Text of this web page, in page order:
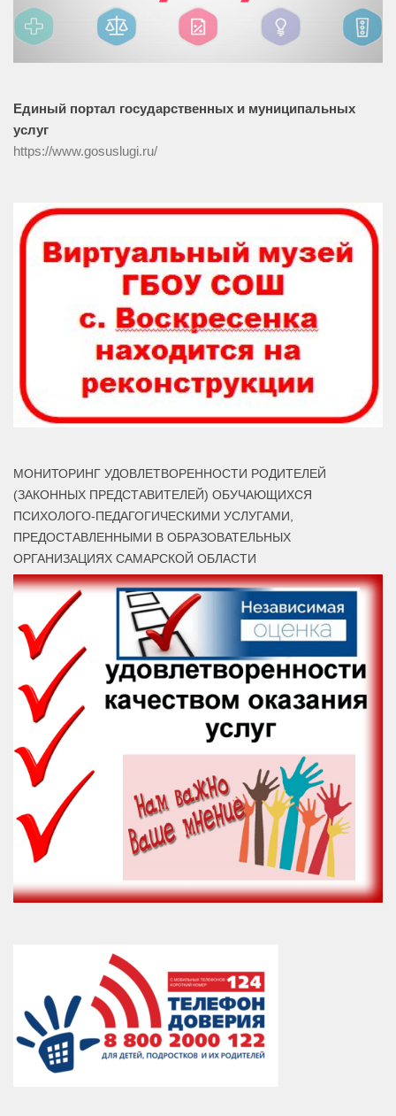
Единый портал государственных и муниципальных
услуг
https://www.gosuslugi.ru/
МОНИТОРИНГ УДОВЛЕТВОРЕННОСТИ РОДИТЕЛЕЙ
(ЗАКОННЫХ ПРЕДСТАВИТЕЛЕЙ) ОБУЧАЮЩИХСЯ
ПСИХОЛОГО-ПЕДАГОГИЧЕСКИМИ УСЛУГАМИ,
ПРЕДОСТАВЛЕННЫМИ В ОБРАЗОВАТЕЛЬНЫХ
ОРГАНИЗАЦИЯХ САМАРСКОЙ ОБЛАСТИ